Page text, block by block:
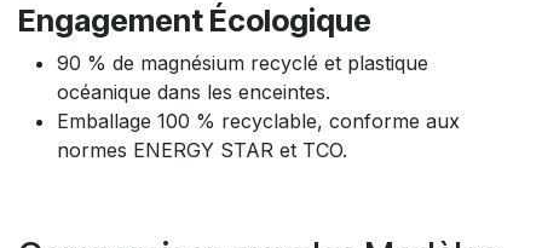
Engagement Écologique
90 % de magnésium recyclé et plastique
océanique dans les enceintes.
Emballage 100 % recyclable, conforme aux
normes ENERGY STAR et TCO.